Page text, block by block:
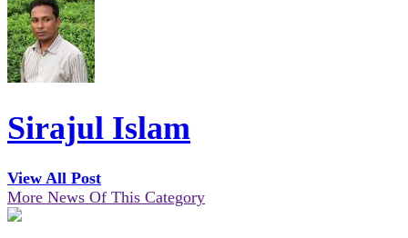
Sirajul Islam
View All Post
More News Of This Category